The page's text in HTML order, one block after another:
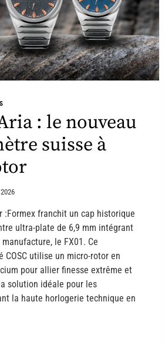
: le nouveau
suisse à
:Formex franchit un cap historique
ultra-plate de 6,9 mm intégrant
le FX01. Ce
COSC utilise un micro-rotor en
pour allier finesse extrême et
solution idéale pour les
la haute horlogerie technique en